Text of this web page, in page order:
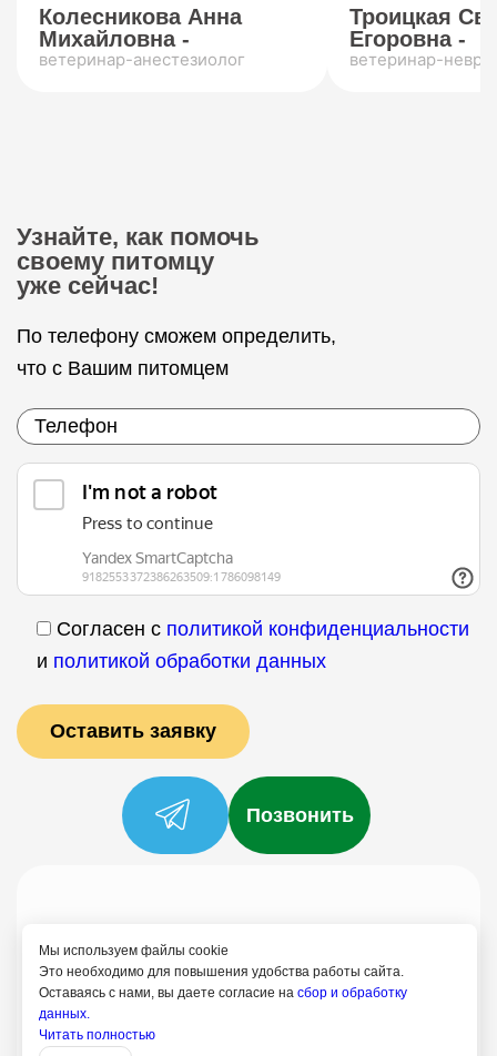
Колесникова Анна
Михайловна -
ветеринар-анестезиолог
Троицкая
Егоровна -
ветеринар-
Узнайте, как помочь
своему питомцу
уже сейчас!
По телефону сможем определить,
что с Вашим питомцем
Согласен с политикой конфиденциальности
и политикой обработки данных
Мы используем файлы cookie
Это необходимо для повышения удобства работы сайта.
Оставаясь с нами, вы даете согласие на сбор и обработку
данных.
Читать полностью
Позвонить
Политика конфиденциальности
Согласие на обработку
+7 (958) 795-61-54